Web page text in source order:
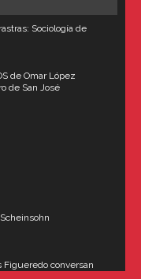
Sociología de
de Omar López
de San José
Figueredo conversan